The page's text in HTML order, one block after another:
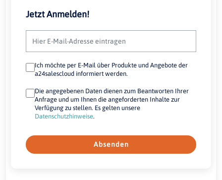
Jetzt Anmelden!
Ich möchte per E-Mail über Produkte und Angebote der
a24salescloud informiert werden.
Die angegebenen Daten dienen zum Beantworten Ihrer
Anfrage und um Ihnen die angeforderten Inhalte zur
Verfügung zu stellen. Es gelten unsere
Datenschutzhinweise.
Absenden